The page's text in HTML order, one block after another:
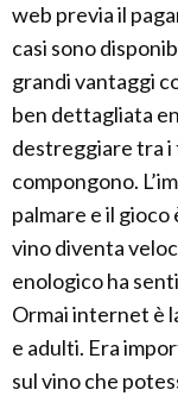
web previa il
casi sono
grandi vantaggi
ben dettagliata
destreggiare tra i
compongono.
palmare e il
vino diventa
enologico ha
Ormai internet è
e adulti. Era
sul vino che